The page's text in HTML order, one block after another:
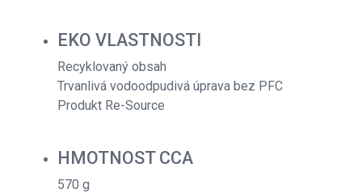
EKO VLASTNOSTI
Recyklovaný obsah
Trvanlivá vodoodpudivá úprava bez PFC
Produkt Re-Source
HMOTNOST CCA
570 g